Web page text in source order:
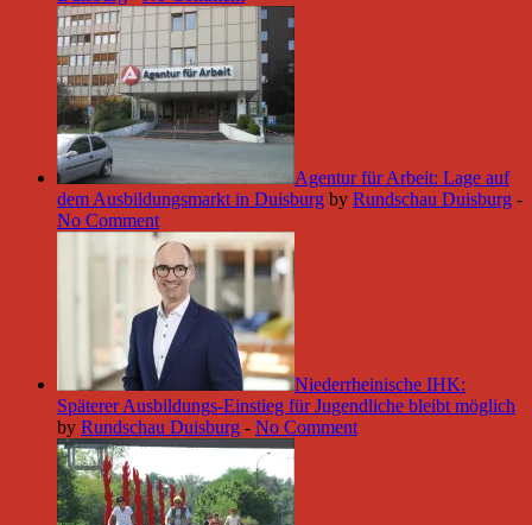
Agentur für Arbeit: Lage auf
dem Ausbildungsmarkt in Duisburg by Rundschau Duisburg -
No Comment
Niederrheinische IHK:
Späterer Ausbildungs-Einstieg für Jugendliche bleibt möglich
by Rundschau Duisburg - No Comment